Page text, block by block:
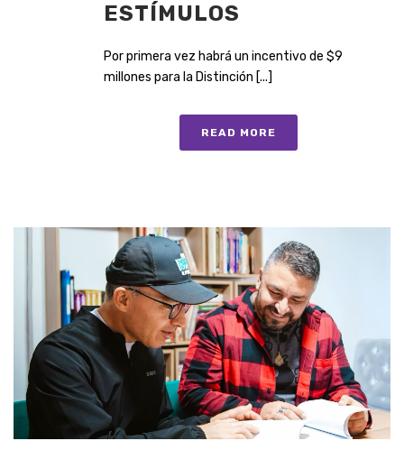
ESTÍMULOS
Por primera vez habrá un incentivo de $9
millones para la Distinción [...]
READ MORE